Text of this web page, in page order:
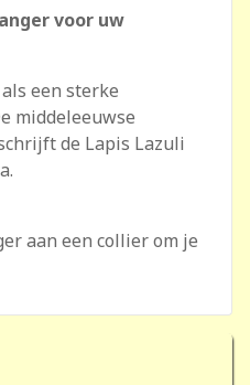
voor uw
een sterke
middeleeuwse
de Lapis Lazuli
aan een collier om je